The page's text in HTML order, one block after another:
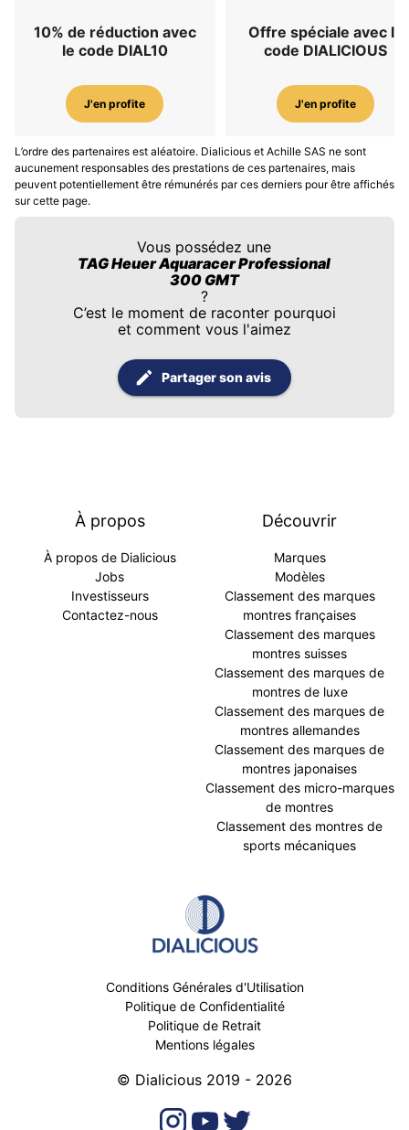
10% de réduction avec
le code DIAL10
J'en profite
Offre spéciale avec le
code DIALICIOUS
J'en profite
L’ordre des partenaires est aléatoire. Dialicious et Achille SAS ne sont
aucunement responsables des prestations de ces partenaires, mais
peuvent potentiellement être rémunérés par ces derniers pour être affichés
sur cette page.
Vous possédez une
TAG Heuer Aquaracer Professional
300 GMT
?
C’est le moment de raconter pourquoi
et comment vous l'aimez
Partager son avis
À propos
À propos de Dialicious
Jobs
Investisseurs
Contactez-nous
Découvrir
Marques
Modèles
Classement des marques
montres françaises
Classement des marques
montres suisses
Classement des marques de
montres de luxe
Classement des marques de
montres allemandes
Classement des marques de
montres japonaises
Classement des micro-marques
de montres
Classement des montres de
sports mécaniques
Conditions Générales d'Utilisation
Politique de Confidentialité
Politique de Retrait
Mentions légales
© Dialicious 2019 - 2026